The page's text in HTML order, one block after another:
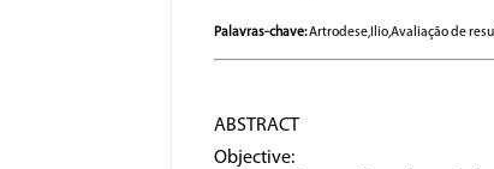
Palavras-chave:Artrodese,Ilio,Avaliação de
ABSTRACT
Objective: